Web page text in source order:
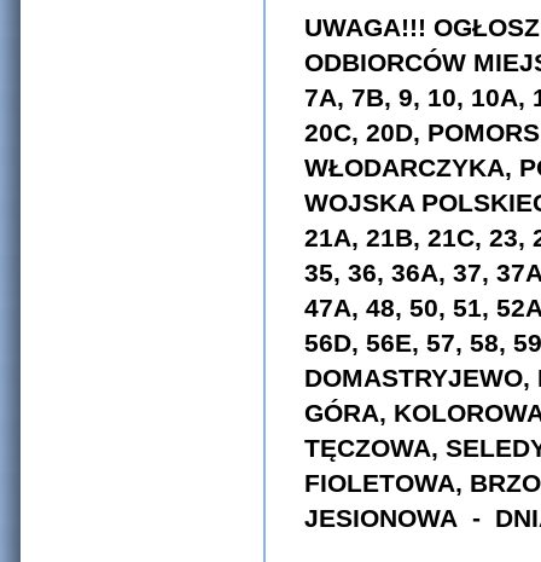
UWAGA!!!
ODBIORCÓW
7A, 7B, 9, 10, 10A,
20C, 20D,
WŁODARCZYKA,
WOJSKA
21A, 21B, 21C, 23,
35, 36, 36A, 37,
47A, 48, 50, 51,
56D, 56E, 57, 58,
DOMASTRYJEWO,
GÓRA,
TĘCZOWA,
FIOLETOWA,
JESIONOWA -